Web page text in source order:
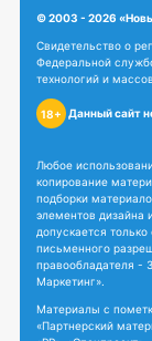
© 2003 - 2026
Свидетельство о
Федеральной
технологий и
18+ Данный сайт
Любое
копирование
подборки
элементов дизайна
допускается только
письменного
правообладателя -
Маркетинг».
Материалы с
«Партнерский